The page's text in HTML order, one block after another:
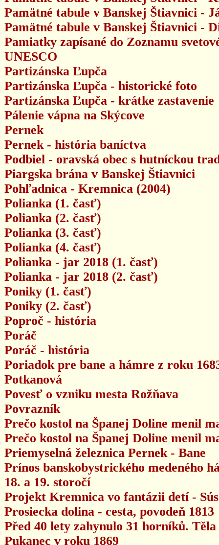
Pamätné tabule v Banskej Štiavnici -
Pamätné tabule v Banskej Štiavnici -
Pamiatky zapísané do Zoznamu
UNESCO
Partizánska Ľupča
Partizánska Ľupča - historické foto
Partizánska Ľupča - krátke zastavenie
Pálenie vápna na Skýcove
Pernek
Pernek - história baníctva
Podbiel - oravská obec s hutníckou
Piargska brána v Banskej Štiavnici
Pohľadnica - Kremnica (2004)
Polianka (1. časť)
Polianka (2. časť)
Polianka (3. časť)
Polianka (4. časť)
Polianka - jar 2018 (1. časť)
Polianka - jar 2018 (2. časť)
Poniky (1. časť)
Poniky (2. časť)
Poproč - história
Poráč
Poráč - história
Poriadok pre bane a hámre z roku
Potkanová
Povesť o vzniku mesta Rožňava
Povrazník
Prečo kostol na Španej Doline menil
Prečo kostol na Španej Doline menil
Priemyselná železnica Pernek - Bane
Prínos banskobystrického medeného
18. a 19. storočí
Projekt Kremnica vo fantázii detí -
Prosiecka dolina - cesta, povodeň 1813
Před 40 lety zahynulo 31 horníků.
Pukanec v roku 1869